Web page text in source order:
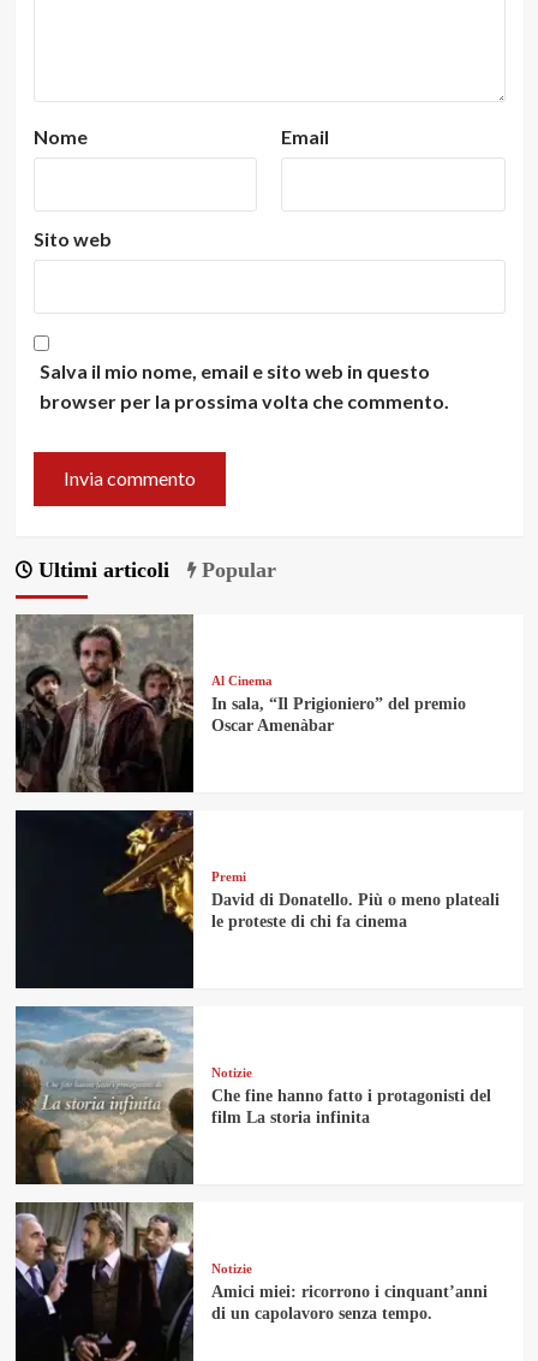
Nome Email
Sito web
Salva il mio nome, email e sito web in questo
browser per la prossima volta che commento.
Ultimi articoli Popular
Al Cinema
In sala, “Il Prigioniero” del premio
Oscar Amenàbar
Premi
David di Donatello. Più o meno plateali
le proteste di chi fa cinema
Notizie
Che fine hanno fatto i protagonisti del
film La storia infinita
Notizie
Amici miei: ricorrono i cinquant’anni
di un capolavoro senza tempo.